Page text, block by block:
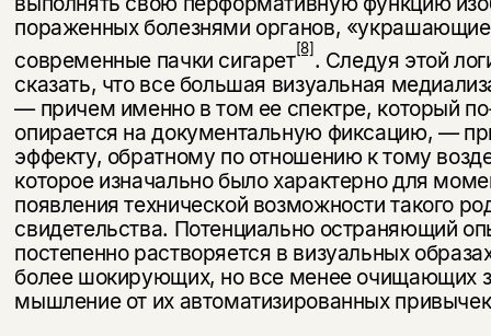
пораженных болезнями органов,
современные пачки сигарет[8]. Следуя этой
сказать, что все большая визу­альная
— причем именно в том ее спектре, который
опирается на документальную фиксацию, —
эффекту, обратному по отношению к тому
которое изначально было ха­рактерно для
появления технической возможности такого
свидетельства. Потенциально остраняющий
постепенно раство­ряется в визуальных
более шокирующих, но все менее очищаю­щих
мышление от их автоматизированных